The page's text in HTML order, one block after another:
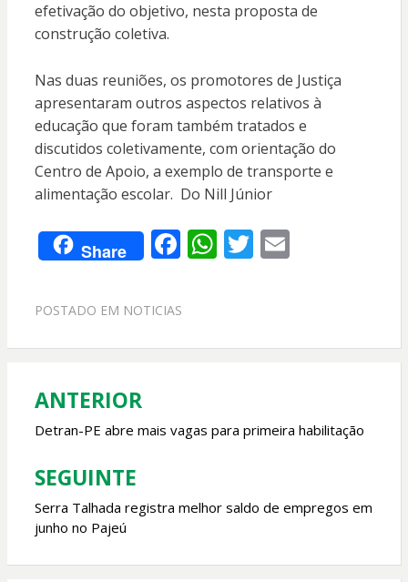
efetivação do objetivo, nesta proposta de
construção coletiva.
Nas duas reuniões, os promotores de Justiça
apresentaram outros aspectos relativos à
educação que foram também tratados e
discutidos coletivamente, com orientação do
Centro de Apoio, a exemplo de transporte e
alimentação escolar. Do Nill Júnior
Share F
e
o
k
W
A
p
T E
POSTADO EM NOTICIAS
Navegação
de
Post
ANTERIOR
Detran-PE abre mais vagas para primeira habilitação
SEGUINTE
Serra Talhada registra melhor saldo de empregos em
junho no Pajeú